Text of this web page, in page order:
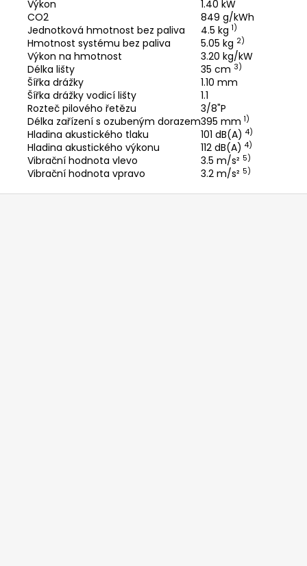
Výkon
1.40 kW
CO2
849 g/kWh
Jednotková hmotnost bez paliva
4.5 kg 1)
Hmotnost systému bez paliva 5.05 kg 2)
Výkon na hmotnost
3.20 kg/kW
Délka lišty
35 cm 3)
Šířka drážky
1.10 mm
Šířka drážky vodicí lišty
1.1
Rozteč pilového řetězu
3/8"P
Délka zařízení s ozubeným dorazem395 mm 1)
Hladina akustického tlaku 101 dB(A) 4)
Hladina akustického výkonu 112 dB(A) 4)
Vibrační hodnota vlevo 3.5 m/s² 5)
Vibrační hodnota vpravo 3.2 m/s² 5)